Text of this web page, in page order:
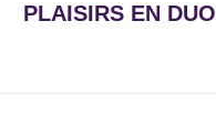
PLAISIRS EN DUO